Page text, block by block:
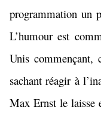
programmation un
L’humour est
Unis commençant,
sachant réagir à
Max Ernst le laisse